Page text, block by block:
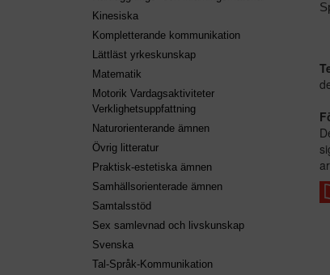
Kinesiska
Kompletterande kommunikation
Lättläst yrkeskunskap
Matematik
Motorik Vardagsaktiviteter
Verklighetsuppfattning
Naturorienterande ämnen
Övrig litteratur
Praktisk-estetiska ämnen
Samhällsorienterade ämnen
Samtalsstöd
Sex samlevnad och livskunskap
Svenska
Tal-Språk-Kommunikation